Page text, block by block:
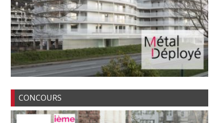
CONCOURS